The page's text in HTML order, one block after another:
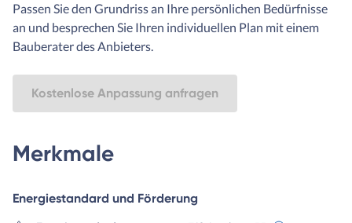
Passen Sie den Grundriss an Ihre persönlichen Bedürfnisse
an und besprechen Sie Ihren individuellen Plan mit einem
Bauberater des Anbieters.
Kostenlose Anpassung anfragen
Merkmale
Energiestandard und Förderung